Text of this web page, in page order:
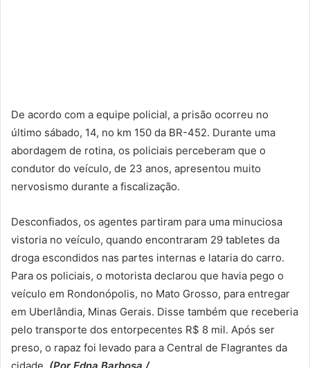
De acordo com a equipe policial, a prisão ocorreu no
último sábado, 14, no km 150 da BR-452. Durante uma
abordagem de rotina, os policiais perceberam que o
condutor do veículo, de 23 anos, apresentou muito
nervosismo durante a fiscalização.
Desconfiados, os agentes partiram para uma minuciosa
vistoria no veículo, quando encontraram 29 tabletes da
droga escondidos nas partes internas e lataria do carro.
Para os policiais, o motorista declarou que havia pego o
veículo em Rondonópolis, no Mato Grosso, para entregar
em Uberlândia, Minas Gerais. Disse também que receberia
pelo transporte dos entorpecentes R$ 8 mil. Após ser
preso, o rapaz foi levado para a Central de Flagrantes da